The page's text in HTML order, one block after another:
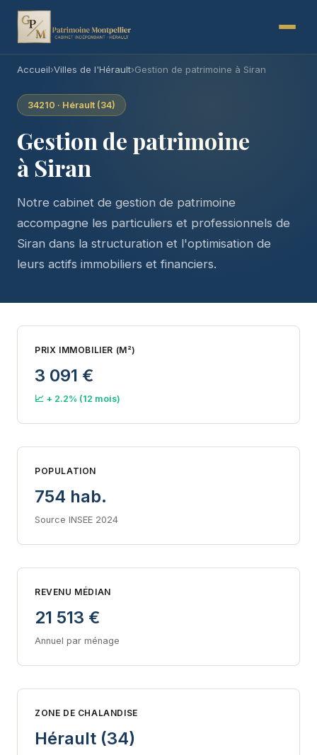
Accueil›Villes de l'Hérault›Gestion de patrimoine à Siran
34210 · Hérault (34)
Gestion de patrimoine
à Siran
Notre cabinet de gestion de patrimoine
accompagne les particuliers et professionnels de
Siran dans la structuration et l'optimisation de
leurs actifs immobiliers et financiers.
PRIX IMMOBILIER (M²)
3 091 €
📈 + 2.2% (12 mois)
POPULATION
754 hab.
Source INSEE 2024
REVENU MÉDIAN
21 513 €
Annuel par ménage
ZONE DE CHALANDISE
Hérault (34)